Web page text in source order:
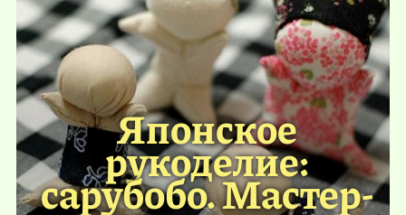
Японское
рукоделие:
сарубобо. Мастер-